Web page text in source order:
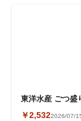
東洋水産 ごつ盛
￥2,5322026/07/